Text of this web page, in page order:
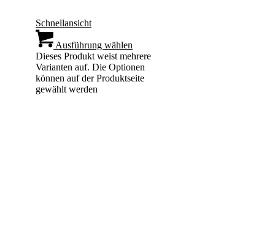
Schnellansicht
Ausführung wählen
Dieses Produkt weist mehrere
Varianten auf. Die Optionen
können auf der Produktseite
gewählt werden